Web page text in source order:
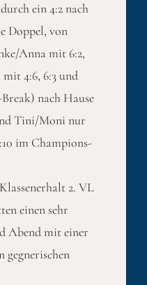
ein 4:2 nach
Doppel, von
Anna mit 6:2,
4:6, 6:3 und
nach Hause
Tini/Moni nur
im Champions-
2. VL
einen sehr
Abend mit einer
gegnerischen